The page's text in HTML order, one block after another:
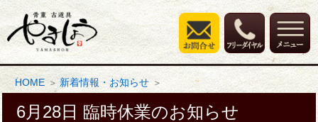
HOME 新着情報・お知らせ
6月28日 臨時休業のお知らせ